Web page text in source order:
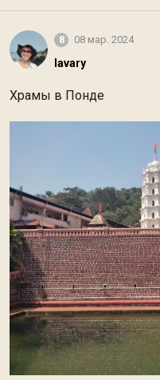
8 08 мар. 2024
lavary
Храмы в Понде